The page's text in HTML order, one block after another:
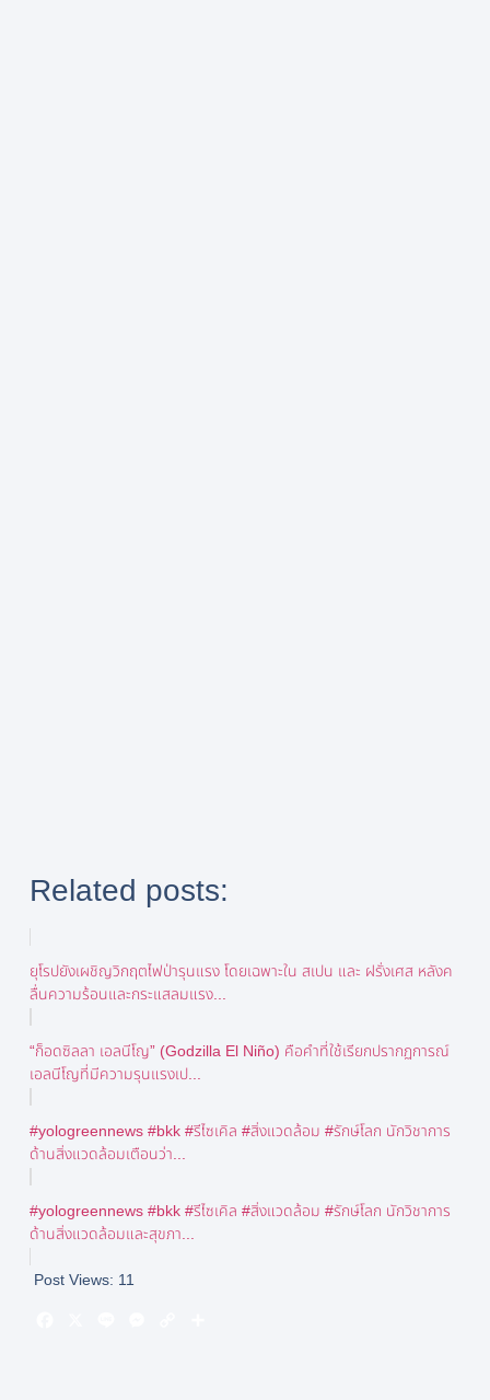
Related posts:
ยุโรปยังเผชิญวิกฤตไฟป่ารุนแรง โดยเฉพาะใน สเปน และ ฝรั่งเศส หลังค
ลื่นความร้อนและกระแสลมแรง...
“ก็อดซิลลา เอลนีโญ” (Godzilla El Niño) คือคำที่ใช้เรียกปรากฏการณ์
เอลนีโญที่มีความรุนแรงเป...
#yologreennews #bkk #รีไซเคิล #สิ่งแวดล้อม #รักษ์โลก นักวิชาการ
ด้านสิ่งแวดล้อมเตือนว่า...
#yologreennews #bkk #รีไซเคิล #สิ่งแวดล้อม #รักษ์โลก นักวิชาการ
ด้านสิ่งแวดล้อมและสุขภา...
Post Views: 11